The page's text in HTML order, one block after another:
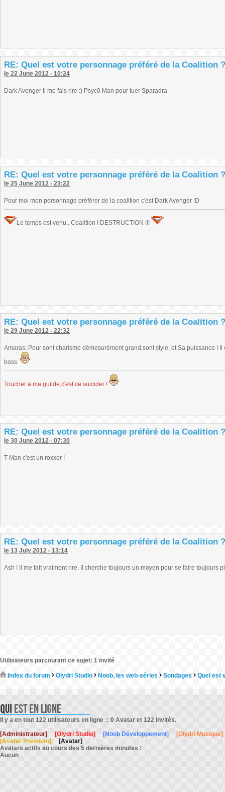
RE: Quel est votre personnage préféré de la Coalition ?
le 22 June 2012 - 10:24
Dark Avenger il me fais rire :) Psyc0 Man pour tuer Sparadra
RE: Quel est votre personnage préféré de la Coalition ?
le 25 June 2012 - 23:22
Pour moi mon personnage préférer de la coalition c'est Dark Avenger :D
Le temps est venu.. Coalition ! DESTRUCTION !!!
RE: Quel est votre personnage préféré de la Coalition ?
le 29 June 2012 - 22:32
Amaras; Pour sont charisme démesurément grand,sont style, et Sa puissance !
boss
Toucher a ma guilde,c'est ce suicider !
RE: Quel est votre personnage préféré de la Coalition ?
le 30 June 2012 - 07:30
T-Man c'est un roxxor !
RE: Quel est votre personnage préféré de la Coalition ?
le 13 July 2012 - 13:14
Ash ! Il me fait vraiment rire. Il cherche toujours un moyen pour se faire toujours
Utilisateurs parcourant ce sujet: 1 invité
Index du forum Olydri Studio Noob, les web-séries Sondages Quel est
Il y a en tout 122 utilisateurs en ligne :: 0 Avatar et 122 Invités.
[Administrateur]
[Olydri Studio] [Noob Développement]
[Olydri Musique]
[Avatar Premium]
[Avatar]
Avatars actifs au cours des 5 dernières minutes :
Aucun